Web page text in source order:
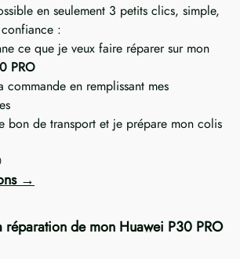
en seulement 3 petits clics, simple,
:
ce que je veux faire réparer sur mon
PRO
commande en remplissant mes
bon de transport et je prépare mon colis
réparation de mon Huawei P30 PRO